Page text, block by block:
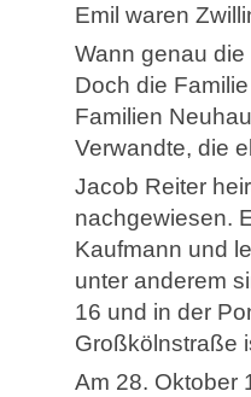
Emil waren
Wann genau
Doch die
Familien
Verwandte, die
Jacob Reiter
nachgewiesen.
Kaufmann und
unter anderem
16 und in der
Großkölnstraße
Am 28. Oktober